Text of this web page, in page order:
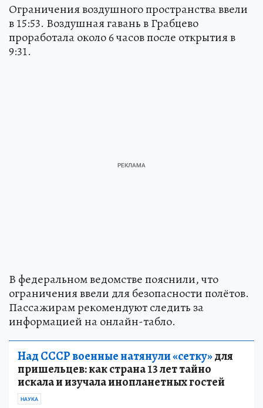
Ограничения воздушного пространства ввели
в 15:53. Воздушная гавань в Грабцево
проработала около 6 часов после открытия в
9:31.
В федеральном ведомстве пояснили, что
ограничения ввели для безопасности полётов.
Пассажирам рекомендуют следить за
информацией на онлайн-табло.
Над СССР военные натянули «сетку»для
пришельцев: как страна 13 лет тайно
искала и изучала инопланетных гостей
НАУКА